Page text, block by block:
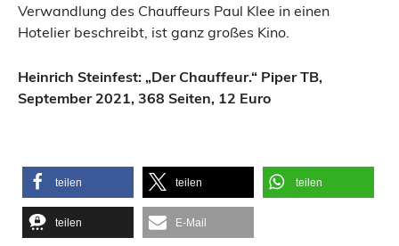
Verwandlung des Chauffeurs Paul Klee in einen
Hotelier beschreibt, ist ganz großes Kino.
Heinrich Steinfest: „Der Chauffeur.“ Piper TB,
September 2021, 368 Seiten, 12 Euro
teilen teilen teilen
teilen E-Mail